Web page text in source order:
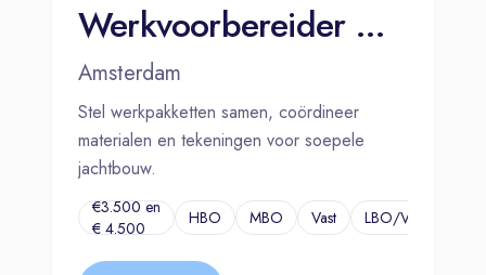
Werkvoorbereider WTB | Amsterdam
Amsterdam
Stel werkpakketten samen, coördineer
materialen en tekeningen voor soepele
jachtbouw.
€3.500 en
€ 4.500
HBO MBO Vast LBO/VMBO